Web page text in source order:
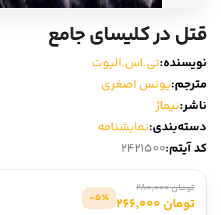
شعر و متون کهن
ادبیات
قتل در کلیسای جامع
نویسنده:تی.اس.الیوت
مترجم:یونس اصغری
ناشر:نیماژ
دسته‌بندی:نمایشنامه
کد آیتم:2421500
تومان 280,000
تومان 266,000 5٪-